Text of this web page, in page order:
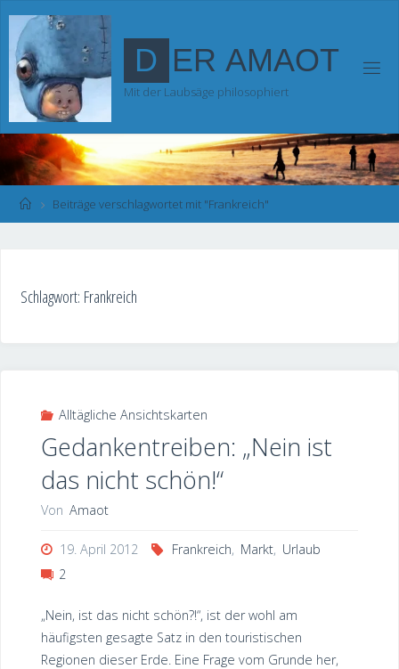
Inhalt
springen
D ER AMAOT
Mit der Laubsäge philosophiert
StartBeiträge verschlagwortet mit "Frankreich"
Schlagwort: Frankreich
Alltägliche Ansichtskarten
Gedankentreiben: „Nein ist
das nicht schön!“
Von Amaot
19. April 2012 Frankreich, Markt, Urlaub
2
„Nein, ist das nicht schön?!“, ist der wohl am
häufigsten gesagte Satz in den touristischen
Regionen dieser Erde. Eine Frage vom Grunde her,